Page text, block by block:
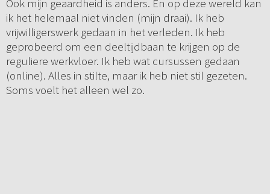
Ook mijn geaardheid is anders. En op deze wereld kan
ik het helemaal niet vinden (mijn draai). Ik heb
vrijwilligerswerk gedaan in het verleden. Ik heb
geprobeerd om een deeltijdbaan te krijgen op de
reguliere werkvloer. Ik heb wat cursussen gedaan
(online). Alles in stilte, maar ik heb niet stil gezeten.
Soms voelt het alleen wel zo.